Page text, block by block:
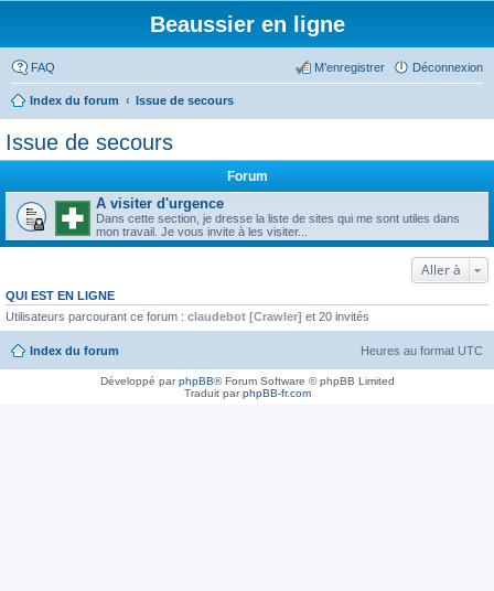
Beaussier en ligne
FAQ Déconnexion
M’enregistrer
Index du forum Issue de secours
Issue de secours
Forum
A visiter d'urgence
Dans cette section, je dresse la liste de sites qui me sont utiles dans
mon travail. Je vous invite à les visiter...
Aller à
QUI EST EN LIGNE
Utilisateurs parcourant ce forum : claudebot [Crawler] et 20 invités
Index du forum Heures au format UTC
Développé parphpBB® Forum Software © phpBB Limited
Traduit parphpBB-fr.com